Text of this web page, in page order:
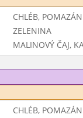
CHLÉB,
ZELENINA
MALINOVÝ ČAJ,
CHLÉB,